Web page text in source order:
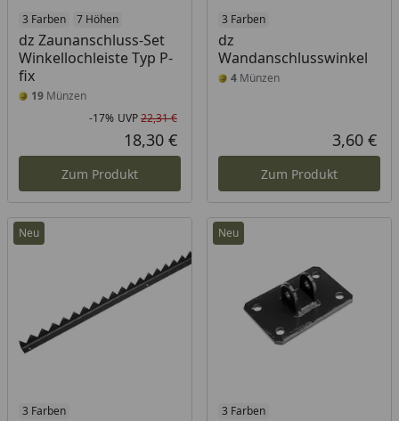
3 Farben 7 Höhen
dz Zaunanschluss-Set
Winkellochleiste Typ P-
fix
19 Münzen
Rabatt in Prozent
-17%
Ursprünglicher Preis
UVP22,31 €
Aktueller Preis
18,30 €
Zum Produkt
3 Farben
dz
Wandanschlusswinkel
4Münzen
3,60 €
Zum Produkt
Neu
3 Farben
Neu
3 Farben